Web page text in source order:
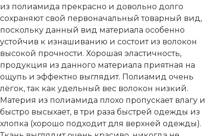
из полиамида прекрасно и довольно долго
сохраняют свой первоначальный товарный вид,
поскольку данный вид материала особенно
устойчив к изнашиванию и состоит из волокон
высокой прочности. Хорошая эластичность,
продукция из данного материала приятная на
ощупь и эффектно выглядит. Полиамид очень
лёгок, так как удельный вес волокон низкий.
Материя из полиамида плохо пропускает влагу и
быстро высыхает, в три раза быстрей одежды из
хлопка (хорошо подходит для верхней одежды).